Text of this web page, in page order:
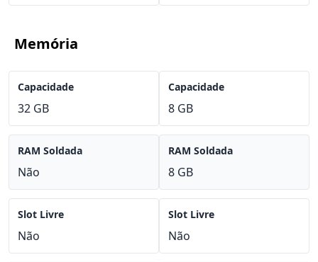
Memória
Capacidade
32 GB
RAM Soldada
Não
Slot Livre
Não
Capacidade
8 GB
RAM Soldada
8 GB
Slot Livre
Não